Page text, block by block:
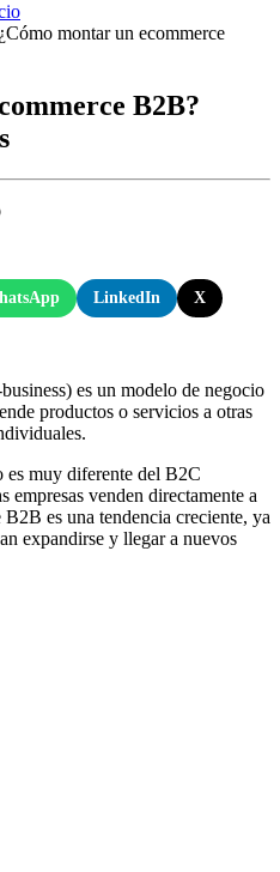
¿Cómo montar un ecommerce
B2B?
LinkedIn X
es un modelo de negocio
productos o servicios a otras
es muy diferente del B2C
empresas venden directamente a
es una tendencia creciente, ya
expandirse y llegar a nuevos